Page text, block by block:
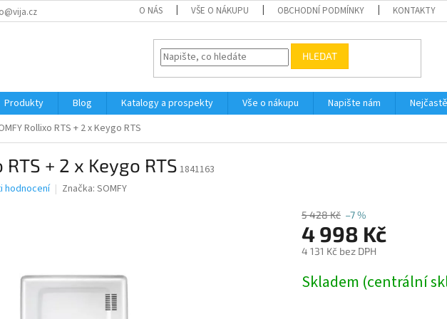
O NÁS VŠE O NÁKUPU OBCHODNÍ PODMÍNKY KONTAKTY
HLEDAT
Produkty Blog Katalogy a prospekty Vše o nákupu Napište nám
Rollixo RTS + 2 x Keygo RTS
+ 2 x Keygo RTS 1841163
hodnocení Značka: SOMFY
5 428 Kč –7 %
4 998 Kč
4 131 Kč bez DPH
cena:
Skladem (centrální